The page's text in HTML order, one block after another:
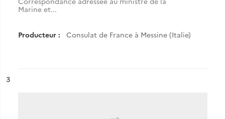
Marine et...
Producteur : Consulat de France à Messine (Italie)
n°
3